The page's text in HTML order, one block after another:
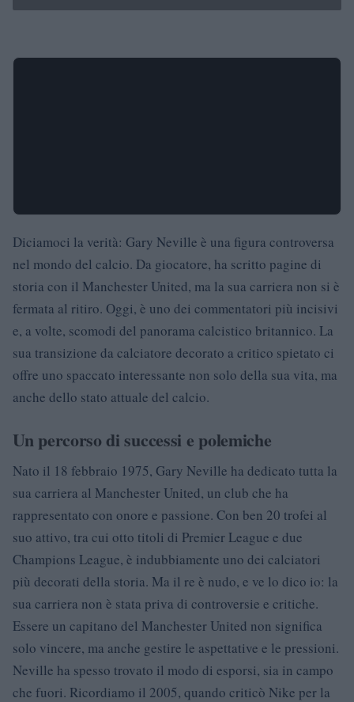
Diciamoci la verità: Gary Neville è una figura controversa
nel mondo del calcio. Da giocatore, ha scritto pagine di
storia con il Manchester United, ma la sua carriera non si è
fermata al ritiro. Oggi, è uno dei commentatori più incisivi
e, a volte, scomodi del panorama calcistico britannico. La
sua transizione da calciatore decorato a critico spietato ci
offre uno spaccato interessante non solo della sua vita, ma
anche dello stato attuale del calcio.
Un percorso di successi e polemiche
Nato il 18 febbraio 1975, Gary Neville ha dedicato tutta la
sua carriera al Manchester United, un club che ha
rappresentato con onore e passione. Con ben 20 trofei al
suo attivo, tra cui otto titoli di Premier League e due
Champions League, è indubbiamente uno dei calciatori
più decorati della storia. Ma il re è nudo, e ve lo dico io: la
sua carriera non è stata priva di controversie e critiche.
Essere un capitano del Manchester United non significa
solo vincere, ma anche gestire le aspettative e le pressioni.
Neville ha spesso trovato il modo di esporsi, sia in campo
che fuori. Ricordiamo il 2005, quando criticò Nike per la